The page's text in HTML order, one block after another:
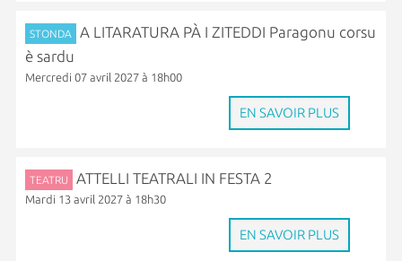
STONDA
A LITARATURA PÀ I ZITEDDI Paragonu corsu
è sardu
Mercredi 07 avril 2027 à 18h00
EN SAVOIR PLUS
TEATRU ATTELLI TEATRALI IN FESTA 2
Mardi 13 avril 2027 à 18h30
EN SAVOIR PLUS